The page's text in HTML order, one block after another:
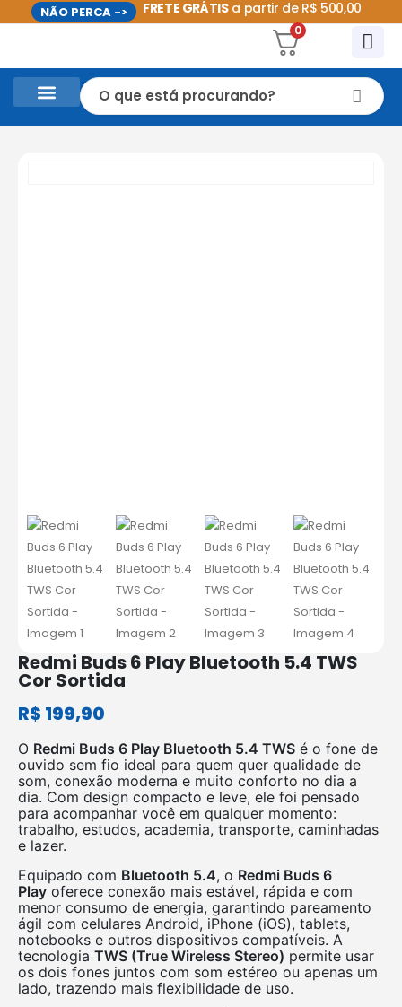
NÃO PERCA -> FRETE GRÁTISa partir de R$ 500,00
0
Redmi Buds 6 Play Bluetooth 5.4 TWS
Cor Sortida
R$ 199,90
O Redmi Buds 6 Play Bluetooth 5.4 TWS é o fone de
ouvido sem fio ideal para quem quer qualidade de
som, conexão moderna e muito conforto no dia a
dia. Com design compacto e leve, ele foi pensado
para acompanhar você em qualquer momento:
trabalho, estudos, academia, transporte, caminhadas
e lazer.
Equipado com Bluetooth 5.4, o Redmi Buds 6
Play oferece conexão mais estável, rápida e com
menor consumo de energia, garantindo pareamento
ágil com celulares Android, iPhone (iOS), tablets,
notebooks e outros dispositivos compatíveis. A
tecnologia TWS (True Wireless Stereo) permite usar
os dois fones juntos com som estéreo ou apenas um
lado, trazendo mais flexibilidade de uso.